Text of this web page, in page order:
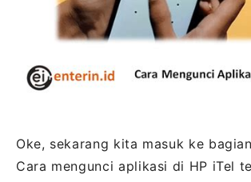
Oke, sekarang kita masuk ke
Cara mengunci aplikasi di HP iTel